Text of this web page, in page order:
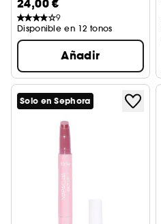
ml)
24,00 €
9
Disponible en 12 tonos
Añadir
Solo en Sephora